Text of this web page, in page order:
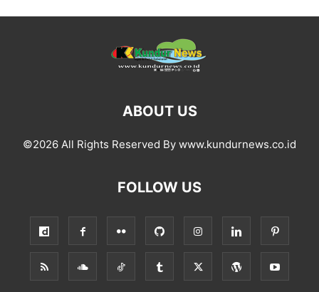
ABOUT US
©2026 All Rights Reserved By www.kundurnews.co.id
FOLLOW US